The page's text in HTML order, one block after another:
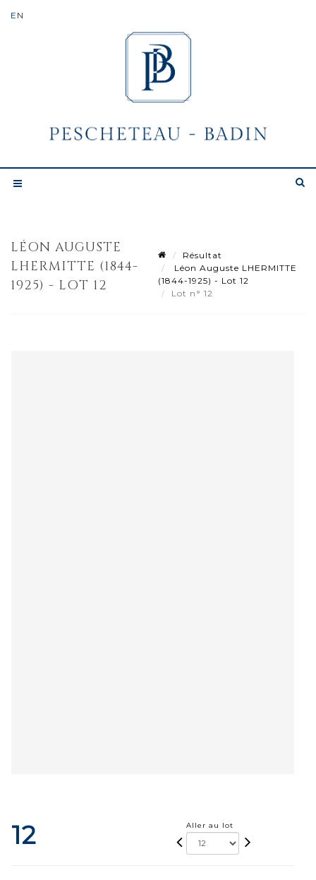
LÉON AUGUSTE
LHERMITTE (1844-
1925) - LOT 12
Résultat
Léon Auguste LHERMITTE
(1844-1925) - Lot 12
Lot n° 12
12 Aller au lot